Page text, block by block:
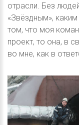
отрасли. Без
«Звёздным»,
том, что моя
проект, то она, в
во мне, как в